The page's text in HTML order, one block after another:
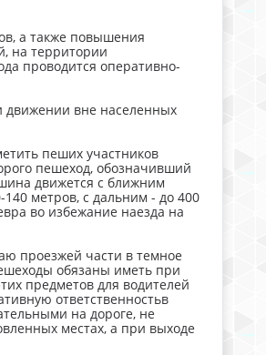
а также повышения
на территории
проводится оперативно-
движении вне населенных
пеших участников
пешеход, обозначивший
движется с ближним
метров, с дальним - до 400
во избежание наезда на
проезжей части в темное
обязаны иметь при
предметов для водителей
ответственностьв
на дороге, не
местах, а при выходе